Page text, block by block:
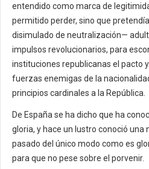
entendido como marca de
permitido perder, sino que
disimulado de neutralización—
impulsos revolucionarios, para
instituciones republicanas el pacto
fuerzas enemigas de la
principios cardinales a la República.
De España se ha dicho que ha
gloria, y hace un lustro conoció una
pasado del único modo como es
para que no pese sobre el porvenir.